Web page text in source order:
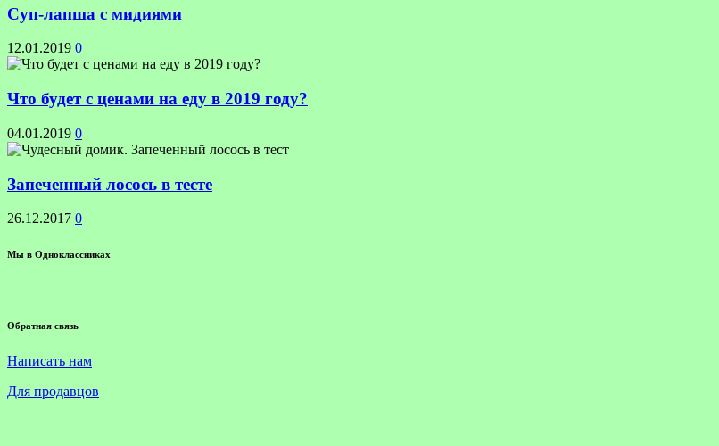
Суп-лапша с мидиями
12.01.2019 0
Что будет с ценами на еду в 2019 году?
04.01.2019 0
Запеченный лосось в тесте
26.12.2017 0
Мы в Одноклассниках
Обратная связь
Написать нам
Для продавцов